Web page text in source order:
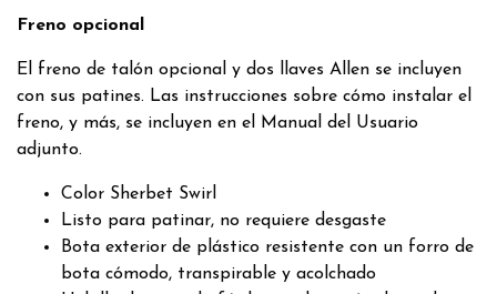
Freno opcional
El freno de talón opcional y dos llaves Allen se incluyen
con sus patines. Las instrucciones sobre cómo instalar el
freno, y más, se incluyen en el Manual del Usuario
adjunto.
Color Sherbet Swirl
Listo para patinar, no requiere desgaste
Bota exterior de plástico resistente con un forro de
bota cómodo, transpirable y acolchado